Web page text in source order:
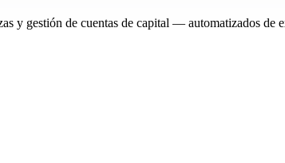
y gestión de cuentas de capital — automatizados